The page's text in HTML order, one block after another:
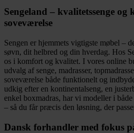
varianter.
på
varesiden
Sengeland – kvalitetssenge
soveværelse
Sengen er hjemmets vigtigste møbel –
søvn, dit helbred og din hverdag. Hos
os i komfort og kvalitet. I vores online
udvalg af senge, madrasser,
soveværelse både funktionelt og
udkig efter en kontinentalseng, en
enkel boxmadras, har vi modeller i
– så du får præcis den løsning, der
Dansk forhandler med fokus